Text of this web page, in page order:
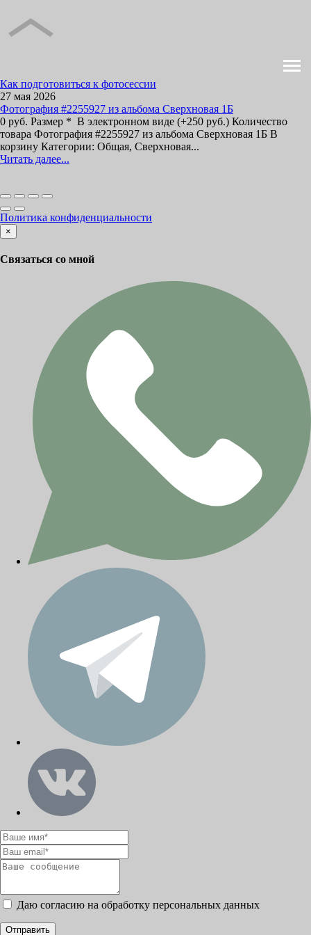
Как подготовиться к фотосессии
27 мая 2026
Фотография #2255927 из альбома Сверхновая 1Б
0 руб. Размер * В электронном виде (+250 руб.) Количество
товара Фотография #2255927 из альбома Сверхновая 1Б В
корзину Категории: Общая, Сверхновая...
Читать далее...
Политика конфиденциальности
×
Связаться со мной
Даю согласию на обработку персональных данных
Отправить